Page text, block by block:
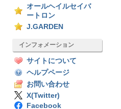
オールヘイルセイバ
ートロン
J.GARDEN
インフォメーション
サイトについて
ヘルプページ
お問い合わせ
X(Twitter)
Facebook